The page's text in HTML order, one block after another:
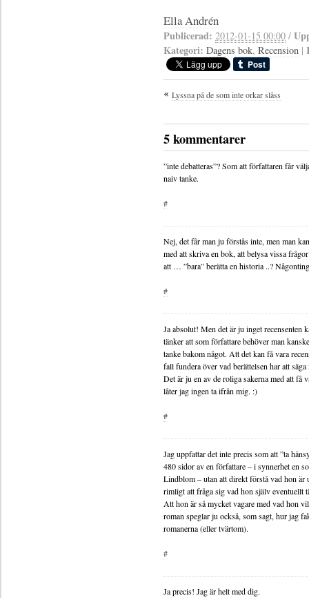
Ella Andrén
Publicerad: 2012-01-15 00:00 /
Kategori: Dagens bok, Recension |
Lyssna på de som inte orkar slåss
5 kommentarer
”inte debatteras”? Som att författaren får
naiv tanke.
#
Nej, det får man ju förstås inte, men man
med att skriva en bok, att belysa vissa
att … ”bara” berätta en historia ..?
#
Ja absolut! Men det är ju inget recensenten
tänker att som författare behöver man
tanke bakom något. Att det kan få vara
fall fundera över vad berättelsen har att
Det är ju en av de roliga sakerna med att få
låter jag ingen ta ifrån mig. :)
#
Jag uppfattar det inte precis som att ”ta
480 sidor av en författare – i synnerhet en
Lindblom – utan att direkt förstå vad hon är
rimligt att fråga sig vad hon själv eventuellt
Att hon är så mycket vagare med vad hon
roman speglar ju också, som sagt, hur jag
romanerna (eller tvärtom).
#
Ja precis! Jag är helt med dig.